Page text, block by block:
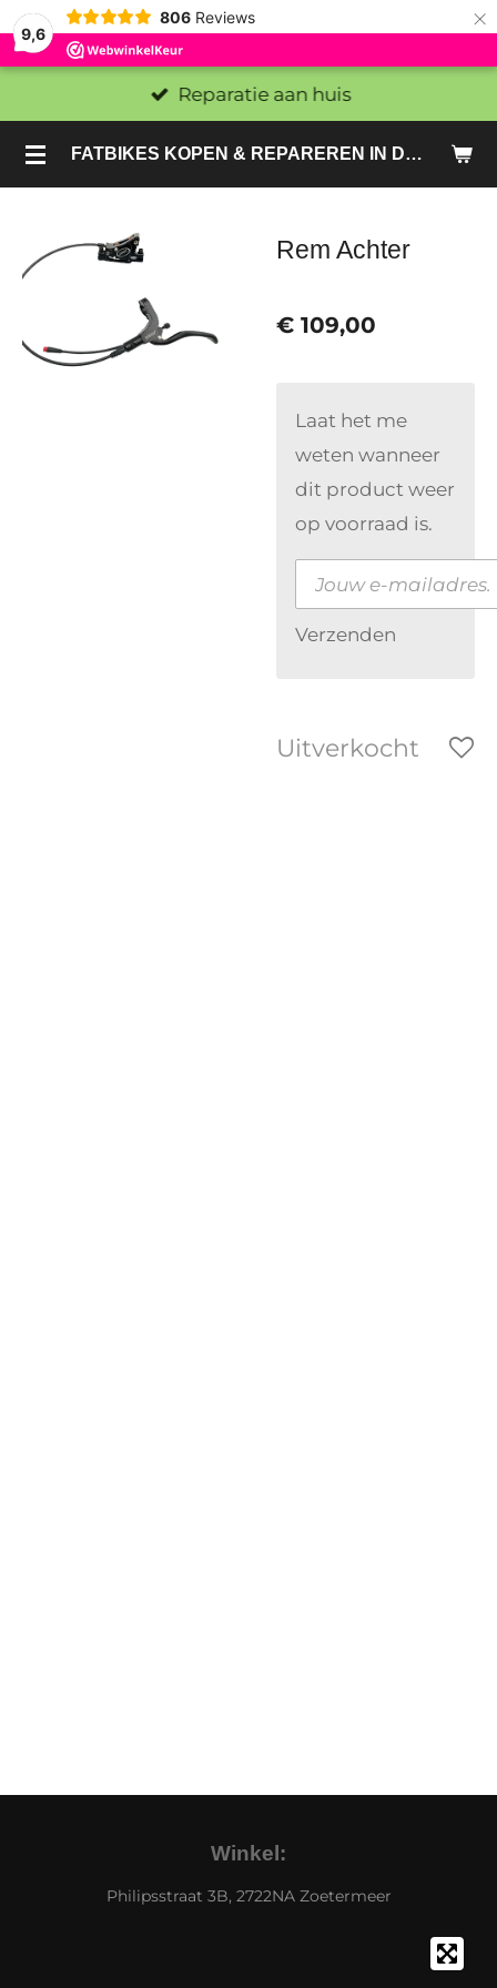
9,6
806 Reviews ×
FATBIKES KOPEN & REPAREREN IN DEN HAAG EN ZOETERMEER - SACHE BIKES
Reparatie aan huis
Rem Achter
€ 109,00
Laat het me
weten wanneer
dit product weer
op voorraad is.
Verzenden
Uitverkocht
Winkel:
Philipsstraat 3B, 2722NA Zoetermeer